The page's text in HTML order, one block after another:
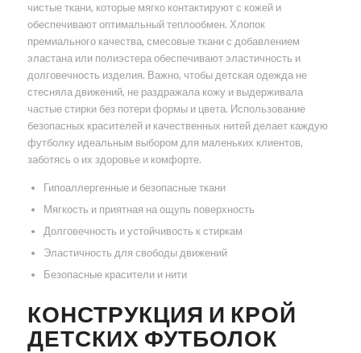
чистые ткани, которые мягко контактируют с кожей и
обеспечивают оптимальный теплообмен. Хлопок
премиального качества, смесовые ткани с добавлением
эластана или полиэстера обеспечивают эластичность и
долговечность изделия. Важно, чтобы детская одежда не
стесняла движений, не раздражала кожу и выдерживала
частые стирки без потери формы и цвета. Использование
безопасных красителей и качественных нитей делает каждую
футболку идеальным выбором для маленьких клиентов,
заботясь о их здоровье и комфорте.
Гипоаллергенные и безопасные ткани
Мягкость и приятная на ощупь поверхность
Долговечность и устойчивость к стиркам
Эластичность для свободы движений
Безопасные красители и нити
КОНСТРУКЦИЯ И КРОЙ
ДЕТСКИХ ФУТБОЛОК